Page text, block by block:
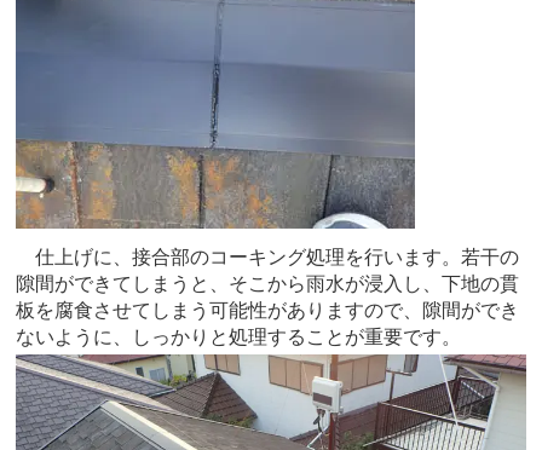
仕上げに、接合部のコーキング処理を行います。若干の
隙間ができてしまうと、そこから雨水が浸入し、下地の貫
板を腐食させてしまう可能性がありますので、隙間ができ
ないように、しっかりと処理することが重要です。